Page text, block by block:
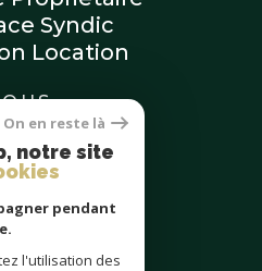
Syndic
Location
On en reste là
notre site
pendant
l'utilisation des